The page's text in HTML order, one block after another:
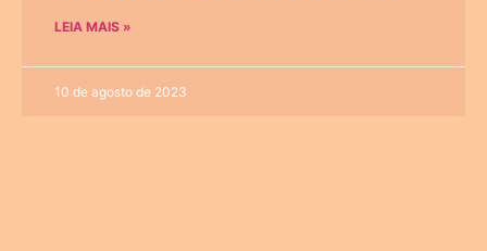
LEIA MAIS »
10 de agosto de 2023